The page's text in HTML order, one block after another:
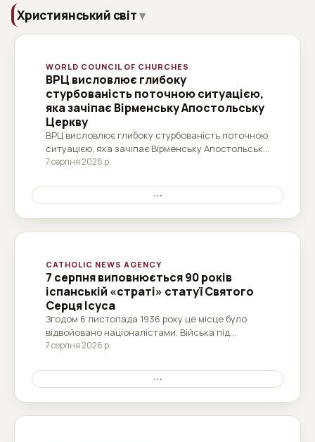
Християнський світ
WORLD COUNCIL OF CHURCHES
ВРЦ висловлює глибоку
стурбованість поточною ситуацією,
яка зачіпає Вірменську Апостольську
Церкву
ВРЦ висловлює глибоку стурбованість поточною
ситуацією, яка зачіпає Вірменську Апостольську
Церкву магістр наук Пт, 08/07/2026 - 18:44
Ради Церков (ВРЦ) єпископ д-р Генріх Бедфорд-
Стром і генеральний секретар ВРЦ преподобний
професор д-р Джеррі Піллей висловили глибокі...
7 серпня 2026 р.
⋯
CATHOLIC NEWS AGENCY
7 серпня виповнюється 90 років
іспанській «страті» статуї Святого
Серця Ісуса
Згодом 6 листопада 1936 року це місце було
відвойовано націоналістами. Війська під
командуванням генерала Хосе Енріке Варели
відправив військовий капелан.
7 серпня 2026 р.
⋯